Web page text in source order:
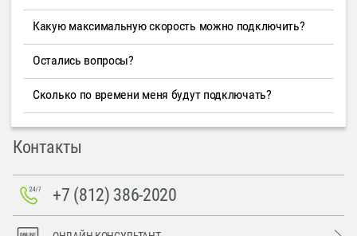
Какую максимальную скорость можно подключить?
Остались вопросы?
Сколько по времени меня будут подключать?
Контакты
+7 (812) 386-2020